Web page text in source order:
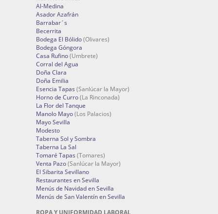
Al-Medina
Asador Azafrán
Barrabar´s
Becerrita
Bodega El Bólido(Olivares)
Bodega Góngora
Casa Rufino(Umbrete)
Corral del Agua
Doña Clara
Doña Emilia
Esencia Tapas (Sanlúcar la Mayor)
Horno de Curro(La Rinconada)
La Flor del Tanque
Manolo Mayo(Los Palacios)
Mayo Sevilla
Modesto
Taberna Sol y Sombra
Taberna La Sal
Tomaré Tapas (Tomares)
Venta Pazo(Sanlúcar la Mayor)
El Sibarita Sevillano
Restaurantes en Sevilla
Menús de Navidad en Sevilla
Menús de San Valentín en Sevilla
ROPA Y UNIFORMIDAD LABORAL